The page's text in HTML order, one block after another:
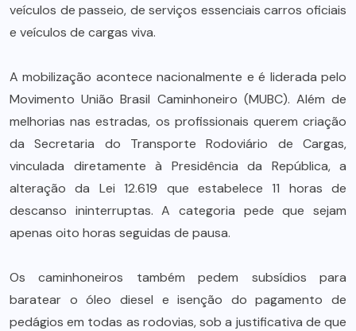
veículos de passeio, de serviços essenciais carros oficiais
e veículos de cargas viva.
A mobilização acontece nacionalmente e é liderada pelo
Movimento União Brasil Caminhoneiro (MUBC). Além de
melhorias nas estradas, os profissionais querem criação
da Secretaria do Transporte Rodoviário de Cargas,
vinculada diretamente à Presidência da República, a
alteração da Lei 12.619 que estabelece 11 horas de
descanso ininterruptas. A categoria pede que sejam
apenas oito horas seguidas de pausa.
Os caminhoneiros também pedem subsídios para
baratear o óleo diesel e isenção do pagamento de
pedágios em todas as rodovias, sob a justificativa de que